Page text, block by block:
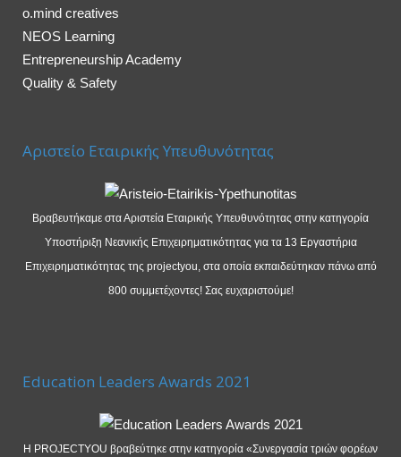
o.mind creatives
NEOS Learning
Entrepreneurship Academy
Quality & Safety
Αριστείο Εταιρικής Υπευθυνότητας
Βραβευτήκαμε στα Αριστεία Εταιρικής Υπευθυνότητας στην κατηγορία
Υποστήριξη Νεανικής Επιχειρηματικότητας για τα 13 Εργαστήρια
Επιχειρηματικότητας της projectyou, στα οποία εκπαιδεύτηκαν πάνω από
800 συμμετέχοντες! Σας ευχαριστούμε!
Education Leaders Awards 2021
Η PROJECTYOU βραβεύτηκε στην κατηγορία «Συνεργασία τριών φορέων